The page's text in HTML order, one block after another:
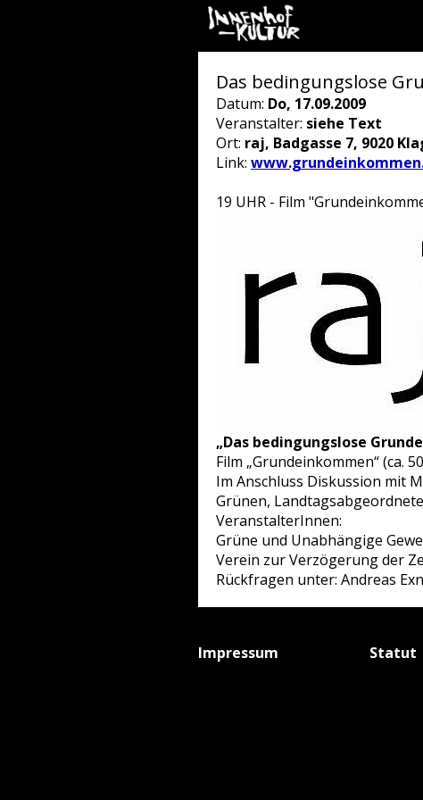
Das bedingungslose
Datum: Do, 17.09.2009
Veranstalter: siehe Text
Ort: raj, Badgasse 7, 9020
Link:
19 UHR - Film
„Das bedingungslose
Film „Grundeinkommen“ (ca.
Im Anschluss Diskussion mit
Grünen,
VeranstalterInnen:
Grüne und Unabhängige
Verein zur Verzögerung der
Rückfragen unter: Andreas
Impressum Statut